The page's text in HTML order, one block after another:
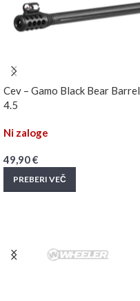
Cev – Gamo Black Bear Barrel
4.5
Ni zaloge
49,90€
PREBERI VEČ